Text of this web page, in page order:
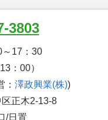
3803
17：30
：00）
澤政興業(株))
正木2-13-8
/日置